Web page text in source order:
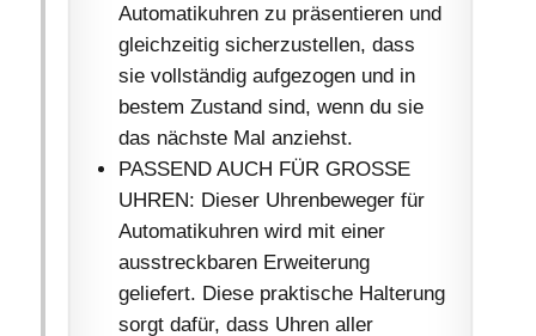
Automatikuhren zu präsentieren und
gleichzeitig sicherzustellen, dass
sie vollständig aufgezogen und in
bestem Zustand sind, wenn du sie
das nächste Mal anziehst.
PASSEND AUCH FÜR GROSSE
UHREN: Dieser Uhrenbeweger für
Automatikuhren wird mit einer
ausstreckbaren Erweiterung
geliefert. Diese praktische Halterung
sorgt dafür, dass Uhren aller